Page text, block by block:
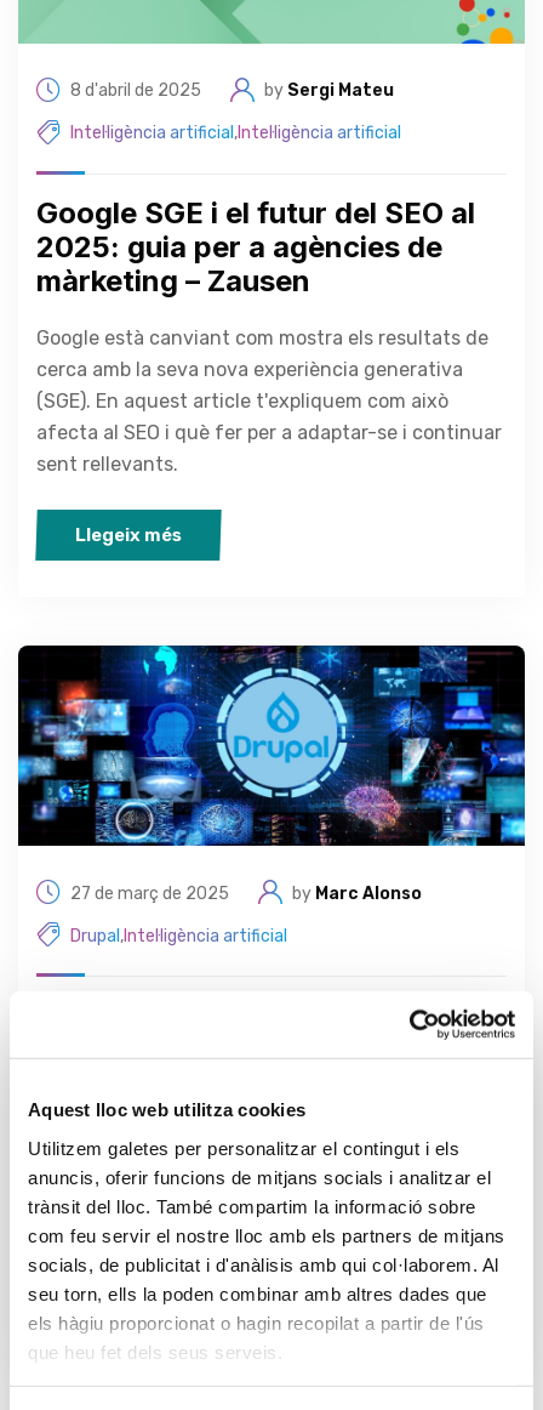
Aquest lloc web utilitza cookies
Utilitzem galetes per personalitzar el contingut i els
anuncis, oferir funcions de mitjans socials i analitzar el
trànsit del lloc. També compartim la informació sobre
com feu servir el nostre lloc amb els partners de mitjans
socials, de publicitat i d'anàlisis amb qui col·laborem. Al
seu torn, ells la poden combinar amb altres dades que
els hàgiu proporcionat o hagin recopilat a partir de l'ús
que heu fet dels seus serveis.
8 d'abril de 2025 by Sergi Mateu
Intel·ligència artificial,Intel·ligència artificial
Google SGE i el futur del SEO al
2025: guia per a agències de
màrketing – Zausen
Google està canviant com mostra els resultats de
cerca amb la seva nova experiència generativa
(SGE). En aquest article t'expliquem com això
afecta al SEO i què fer per a adaptar-se i continuar
sent rellevants.
Llegeix més
27 de març de 2025 by Marc Alonso
Drupal ,Intel·ligència artificial
autònomes: Integrem IA a
La Intel·ligència Artificial s'ha convertit en un motor
crucial a l'hora de crear contingut. En aquest bloc,
explorem els avenços i com Drupal, el CMS més
robust del mercat , l'ha integrat.
Llegeix més